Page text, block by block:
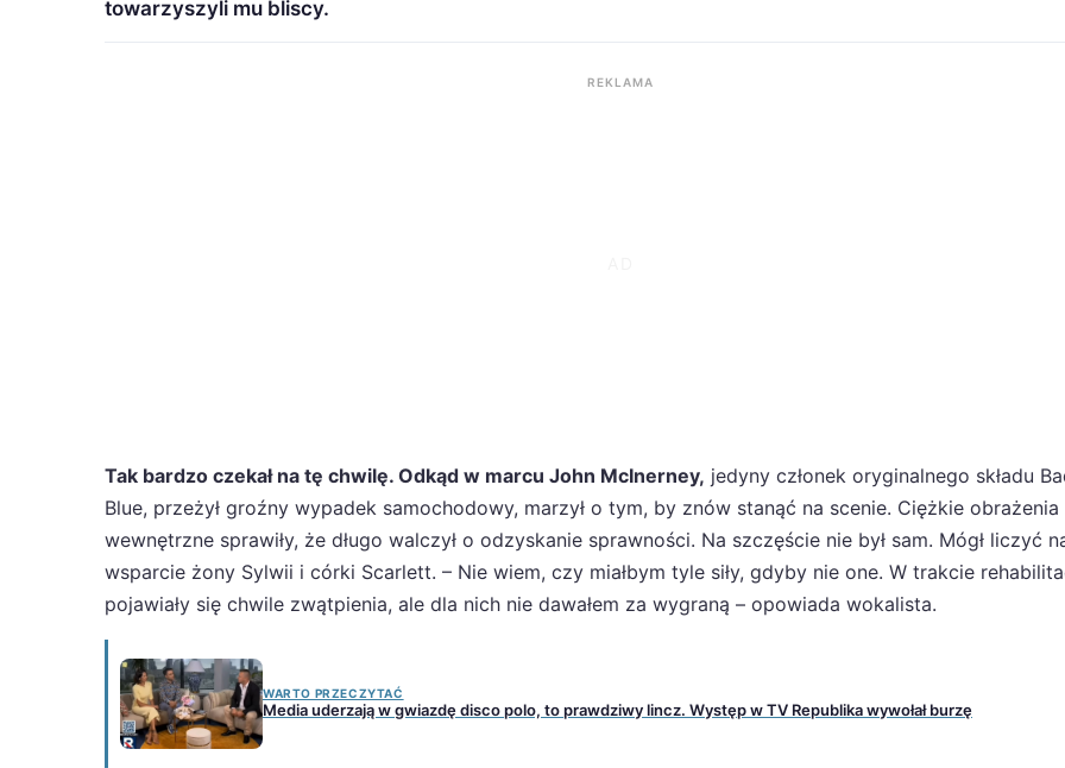
towarzyszyli mu bliscy.
REKLAMA
Tak bardzo czekał na tę chwilę. Odkąd w marcu John McInerney, jedyny członek oryginalnego składu
Blue, przeżył groźny wypadek samochodowy, marzył o tym, by znów stanąć na scenie. Ciężkie obrażenia
wewnętrzne sprawiły, że długo walczył o odzyskanie sprawności. Na szczęście nie był sam. Mógł liczyć
wsparcie żony Sylwii i córki Scarlett. – Nie wiem, czy miałbym tyle siły, gdyby nie one. W trakcie
pojawiały się chwile zwątpienia, ale dla nich nie dawałem za wygraną – opowiada wokalista.
WARTO PRZECZYTAĆ
Media uderzają w gwiazdę disco polo, to prawdziwy lincz. Występ w TV Republika wywołał burzę